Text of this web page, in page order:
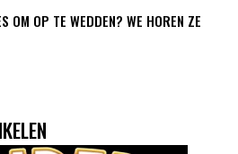
OM OP TE WEDDEN? WE HOREN ZE